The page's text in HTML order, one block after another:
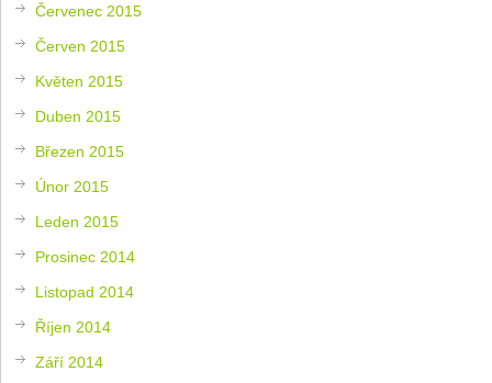
Červenec 2015
Červen 2015
Květen 2015
Duben 2015
Březen 2015
Únor 2015
Leden 2015
Prosinec 2014
Listopad 2014
Říjen 2014
Září 2014